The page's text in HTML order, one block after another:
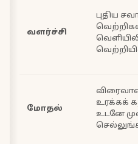
வளர்ச்சி
புதிய
மோதல்
உரக்கக்
உடனே